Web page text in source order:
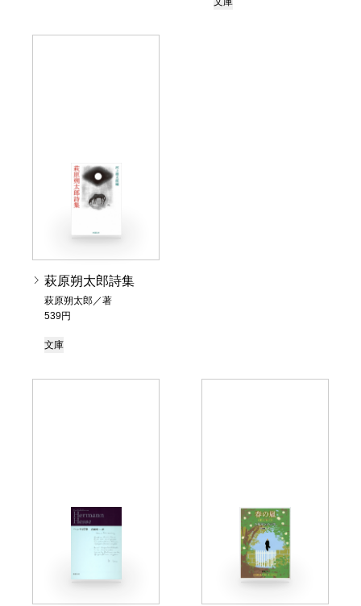
萩原朔太郎詩集
萩原朔太郎／著
539円
文庫